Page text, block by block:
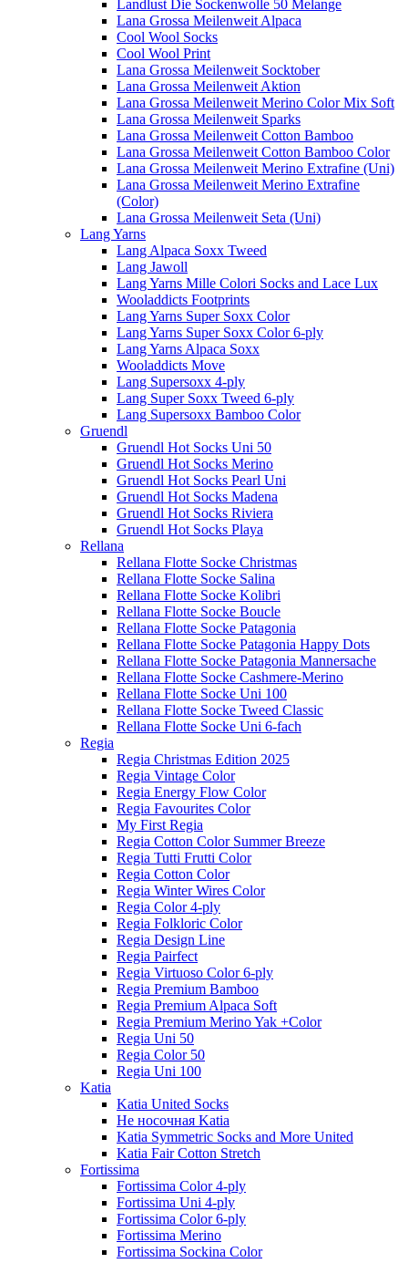
Landlust Die Sockenwolle 50 Melange
Lana Grossa Meilenweit Alpaca
Cool Wool Socks
Cool Wool Print
Lana Grossa Meilenweit Socktober
Lana Grossa Meilenweit Aktion
Lana Grossa Meilenweit Merino Color Mix Soft
Lana Grossa Meilenweit Sparks
Lana Grossa Meilenweit Cotton Bamboo
Lana Grossa Meilenweit Cotton Bamboo Color
Lana Grossa Meilenweit Merino Extrafine (Uni)
Lana Grossa Meilenweit Merino Extrafine
(Color)
Lana Grossa Meilenweit Seta (Uni)
Lang Yarns
Lang Alpaca Soxx Tweed
Lang Jawoll
Lang Yarns Mille Colori Socks and Lace Lux
Wooladdicts Footprints
Lang Yarns Super Soxx Color
Lang Yarns Super Soxx Color 6-ply
Lang Yarns Alpaca Soxx
Wooladdicts Move
Lang Supersoxx 4-ply
Lang Super Soxx Tweed 6-ply
Lang Supersoxx Bamboo Color
Gruendl
Gruendl Hot Socks Uni 50
Gruendl Hot Socks Merino
Gruendl Hot Socks Pearl Uni
Gruendl Hot Socks Madena
Gruendl Hot Socks Riviera
Gruendl Hot Socks Playa
Rellana
Rellana Flotte Socke Christmas
Rellana Flotte Socke Salina
Rellana Flotte Socke Kolibri
Rellana Flotte Socke Boucle
Rellana Flotte Socke Patagonia
Rellana Flotte Socke Patagonia Happy Dots
Rellana Flotte Socke Patagonia Mannersache
Rellana Flotte Socke Cashmere-Merino
Rellana Flotte Socke Uni 100
Rellana Flotte Socke Tweed Classic
Rellana Flotte Socke Uni 6-fach
Regia
Regia Christmas Edition 2025
Regia Vintage Color
Regia Energy Flow Color
Regia Favourites Color
My First Regia
Regia Cotton Color Summer Breeze
Regia Tutti Frutti Color
Regia Cotton Color
Regia Winter Wires Color
Regia Color 4-ply
Regia Folkloric Color
Regia Design Line
Regia Pairfect
Regia Virtuoso Color 6-ply
Regia Premium Bamboo
Regia Premium Alpaca Soft
Regia Premium Merino Yak +Color
Regia Uni 50
Regia Color 50
Regia Uni 100
Katia
Katia United Socks
Не носочная Katia
Katia Symmetric Socks and More United
Katia Fair Cotton Stretch
Fortissima
Fortissima Color 4-ply
Fortissima Uni 4-ply
Fortissima Color 6-ply
Fortissima Merino
Fortissima Sockina Color